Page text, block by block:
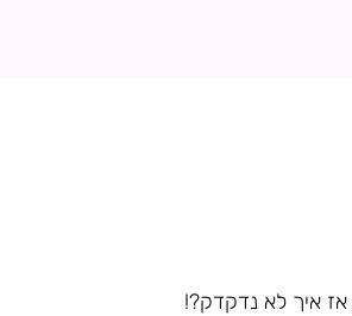
איך לא נדקדק?!